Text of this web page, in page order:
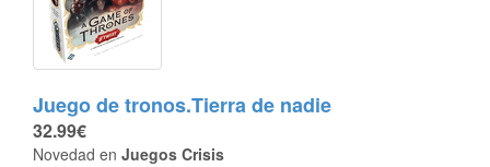
Juego de tronos.Tierra de nadie
32.99€
Novedad en Juegos Crisis